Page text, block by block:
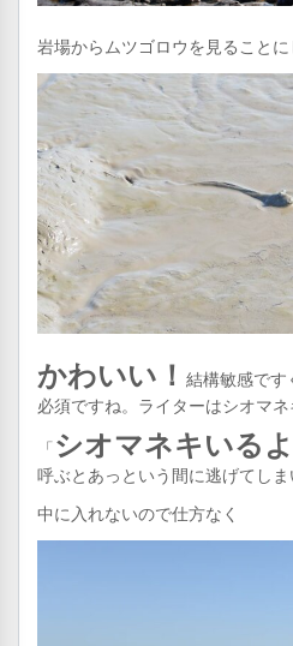
岩場からムツゴロウを見ることに
かわいい！ 結構敏感です
必須ですね。ライターはシオマ
「シオマネキいるよ
呼ぶとあっという間に逃げてし
中に入れないので仕方なく